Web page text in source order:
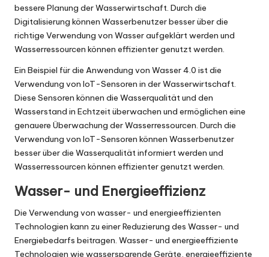
bessere Planung der Wasserwirtschaft. Durch die
Digitalisierung können Wasserbenutzer besser über die
richtige Verwendung von Wasser aufgeklärt werden und
Wasserressourcen können effizienter genutzt werden.
Ein Beispiel für die Anwendung von Wasser 4.0 ist die
Verwendung von IoT-Sensoren in der Wasserwirtschaft.
Diese Sensoren können die Wasserqualität und den
Wasserstand in Echtzeit überwachen und ermöglichen eine
genauere Überwachung der Wasserressourcen. Durch die
Verwendung von IoT-Sensoren können Wasserbenutzer
besser über die Wasserqualität informiert werden und
Wasserressourcen können effizienter genutzt werden.
Wasser- und Energieeffizienz
Die Verwendung von wasser- und energieeffizienten
Technologien kann zu einer Reduzierung des Wasser- und
Energiebedarfs beitragen. Wasser- und energieeffiziente
Technologien wie wassersparende Geräte, energieeffiziente